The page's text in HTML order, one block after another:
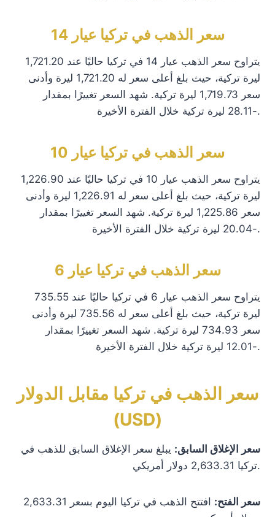
سعر الذهب في تركيا عيار 14
يتراوح سعر الذهب عيار 14 في تركيا حاليًا عند 1,721.20
ليرة تركية، حيث بلغ أعلى سعر له 1,721.20 ليرة وأدنى
سعر 1,719.73 ليرة تركية. شهد السعر تغييرًا بمقدار
-28.11 ليرة تركية خلال الفترة الأخيرة.
سعر الذهب في تركيا عيار 10
يتراوح سعر الذهب عيار 10 في تركيا حاليًا عند 1,226.90
ليرة تركية، حيث بلغ أعلى سعر له 1,226.91 ليرة وأدنى
سعر 1,225.86 ليرة تركية. شهد السعر تغييرًا بمقدار
-20.04 ليرة تركية خلال الفترة الأخيرة.
سعر الذهب في تركيا عيار 6
يتراوح سعر الذهب عيار 6 في تركيا حاليًا عند 735.55
ليرة تركية، حيث بلغ أعلى سعر له 735.56 ليرة وأدنى
سعر 734.93 ليرة تركية. شهد السعر تغييرًا بمقدار
-12.01 ليرة تركية خلال الفترة الأخيرة.
سعر الذهب في تركيا مقابل الدولار
(USD)
سعر الإغلاق السابق: يبلغ سعر الإغلاق السابق للذهب في
تركيا 2,633.31 دولار أمريكي.
سعر الفتح:
افتتح الذهب في تركيا اليوم بسعر 2,633.31